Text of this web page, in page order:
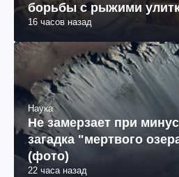
борьбы с рыжими
16 часов назад
Наука
Не замерзает при
загадка "мертвого
(фото)
22 часа назад